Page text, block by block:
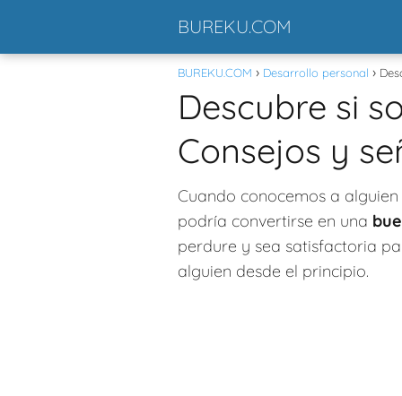
BUREKU.COM
BUREKU.COM Desarrollo personal
Descubre si
Consejos y
Cuando conocemos a
podría convertirse en una
perdure y sea satisfactoria
alguien desde el principio.